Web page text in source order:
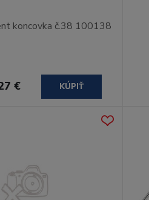
koncovka č.38 100138
€ KÚPIŤ